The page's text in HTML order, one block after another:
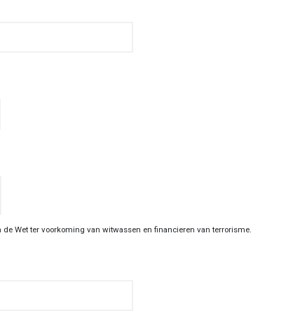
de Wet ter voorkoming van witwassen en financieren van terrorisme.